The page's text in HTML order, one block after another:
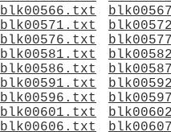
blk00566.txt
blk00571.txt
blk00576.txt
blk00581.txt
blk00586.txt
blk00591.txt
blk00596.txt
blk00601.txt
blk00606.txt